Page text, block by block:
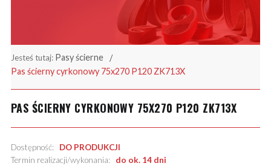
Jesteś tutaj: Pasy ścierne
Pas ścierny cyrkonowy 75x270 P120 ZK713X
PAS ŚCIERNY CYRKONOWY 75X270 P120 ZK713X
Dostępność: DO PRODUKCJI
Termin realizacji/wykonania: do ok. 14 dni